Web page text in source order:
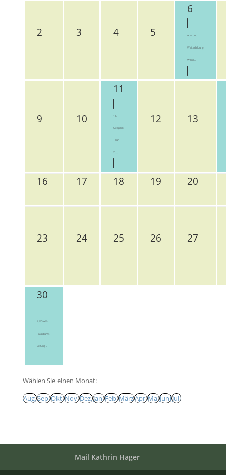
2 3 4 5
6
Aus- und
Weiterbildung
Wand...
9 10
11
11.
Geopark-
Tour –
Zu...
12 13
16 17 18 19 20
23 24 25 26 27
30
4. VGWV-
Präsidiums-
Sitzung ...
Wählen Sie einen Monat:
Aug.Sep.Okt.Nov.Dez.Jan.Feb.MärzApr.MaiJuniJuli
Mail Kathrin Hager